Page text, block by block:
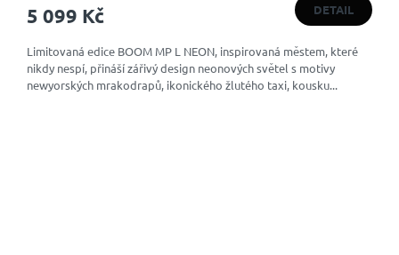
5 099 Kč DETAIL
Limitovaná edice BOOM MP L NEON, inspirovaná městem, které
nikdy nespí, přináší zářivý design neonových světel s motivy
newyorských mrakodrapů, ikonického žlutého taxi, kousku...